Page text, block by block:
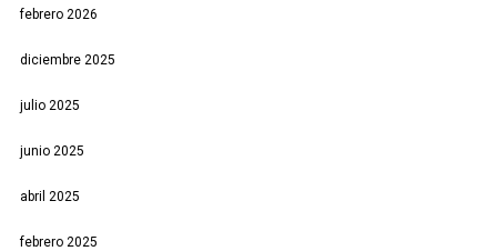
febrero 2026
diciembre 2025
julio 2025
junio 2025
abril 2025
febrero 2025